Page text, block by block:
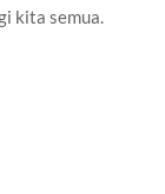
kita semua.